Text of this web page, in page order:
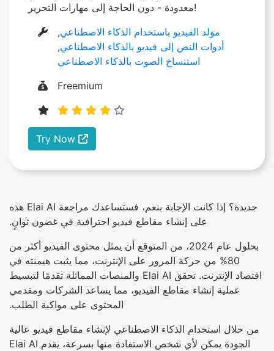
معدودة - دون الحاجة إلى مهارات التحرير!
مولد الفيديو باستخدام الذكاء الاصطناعي,
أدوات النص إلى فيديو بالذكاء الاصطناعي,
استنساخ الصوت بالذكاء الاصطناعي
Freemium
Try Now
جديدة؟ إذا كانت الإجابة بنعم، فستساعدك مراجعة Elai AI هذه
على إنشاء مقاطع فيديو احترافية في غضون ثوانٍ.
بحلول عام 2024، من المتوقع أن يمثل محتوى الفيديو أكثر من
80% من حركة المرور على الإنترنت، مما يثبت هيمنته في
اقتصاد الإنترنت. تحقق Elai AI والمنصات المماثلة تقدمًا لتبسيط
عملية إنشاء مقاطع الفيديو، مما يساعد الشركات ومقدمي
المحتوى على مواكبة الطلب.
من خلال استخدام الذكاء الاصطناعي لإنشاء مقاطع فيديو عالية
الجودة يمكن لأي شخص الاستفادة منها بسرعة، يقدم Elai AI